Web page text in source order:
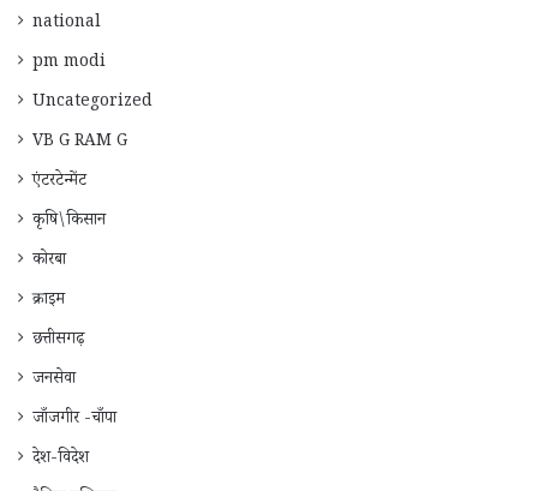
national
pm modi
Uncategorized
VB G RAM G
एंटरटेन्मेंट
कृषि\किसान
कोरबा
क्राइम
छत्तीसगढ़
जनसेवा
जाँजगीर -चाँपा
देश-विदेश